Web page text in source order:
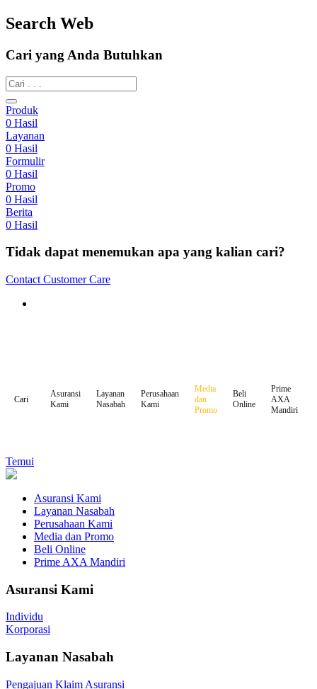
Search Web
Cari yang Anda Butuhkan
Produk
0 Hasil
Layanan
0 Hasil
Formulir
0 Hasil
Promo
0 Hasil
Berita
0 Hasil
Tidak dapat menemukan apa yang kalian cari?
Contact Customer Care
Cari
Asuransi
Kami
Layanan
Nasabah
Perusahaan
Kami
Media
dan
Promo
Beli
Online
Prime
AXA
Mandiri
Temui
Asuransi Kami
Layanan Nasabah
Perusahaan Kami
Media dan Promo
Beli Online
Prime AXA Mandiri
Asuransi Kami
Individu
Korporasi
Layanan Nasabah
Pengajuan Klaim Asuransi